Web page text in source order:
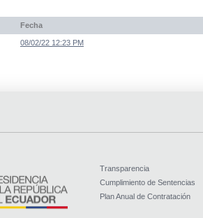
Fecha
08/02/22 12:23 PM
Transparencia
Cumplimiento de Sentencias
Plan Anual de Contratación